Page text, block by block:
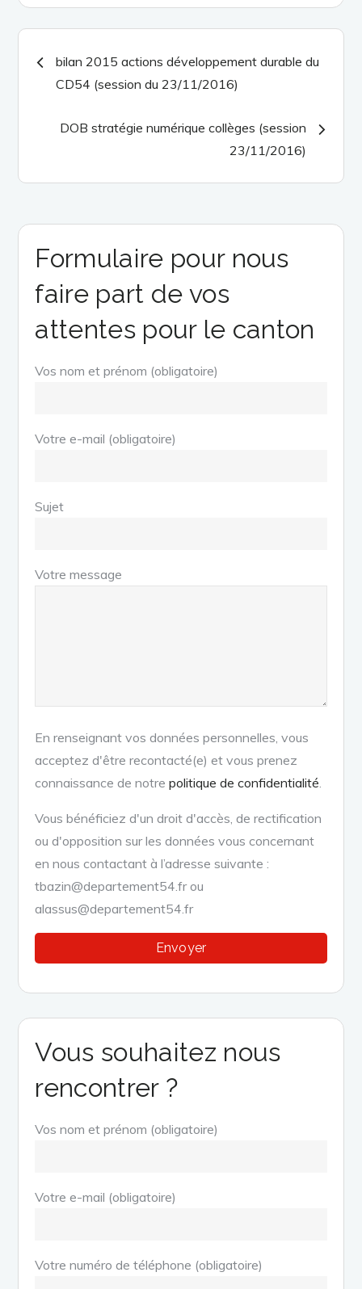
Navigation
de
l’article
bilan 2015 actions développement durable du
CD54 (session du 23/11/2016)
DOB stratégie numérique collèges (session
23/11/2016)
Formulaire pour nous
faire part de vos
attentes pour le canton
Vos nom et prénom (obligatoire)
Votre e-mail (obligatoire)
Sujet
Votre message
En renseignant vos données personnelles, vous
acceptez d'être recontacté(e) et vous prenez
connaissance de notrepolitique de confidentialité
Vous bénéficiez d'un droit d'accès, de rectification
ou d'opposition sur les données vous concernant
en nous contactant à l’adresse suivante :
tbazin@departement54.fr ou
alassus@departement54.fr
Vous souhaitez nous
rencontrer ?
Vos nom et prénom (obligatoire)
Votre e-mail (obligatoire)
Votre numéro de téléphone (obligatoire)